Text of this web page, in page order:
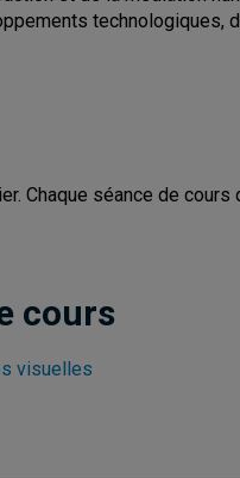
technologiques,
Chaque séance de
cours
visuelles